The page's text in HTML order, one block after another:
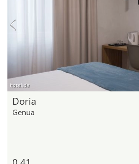
hotel.de
Doria
Genua